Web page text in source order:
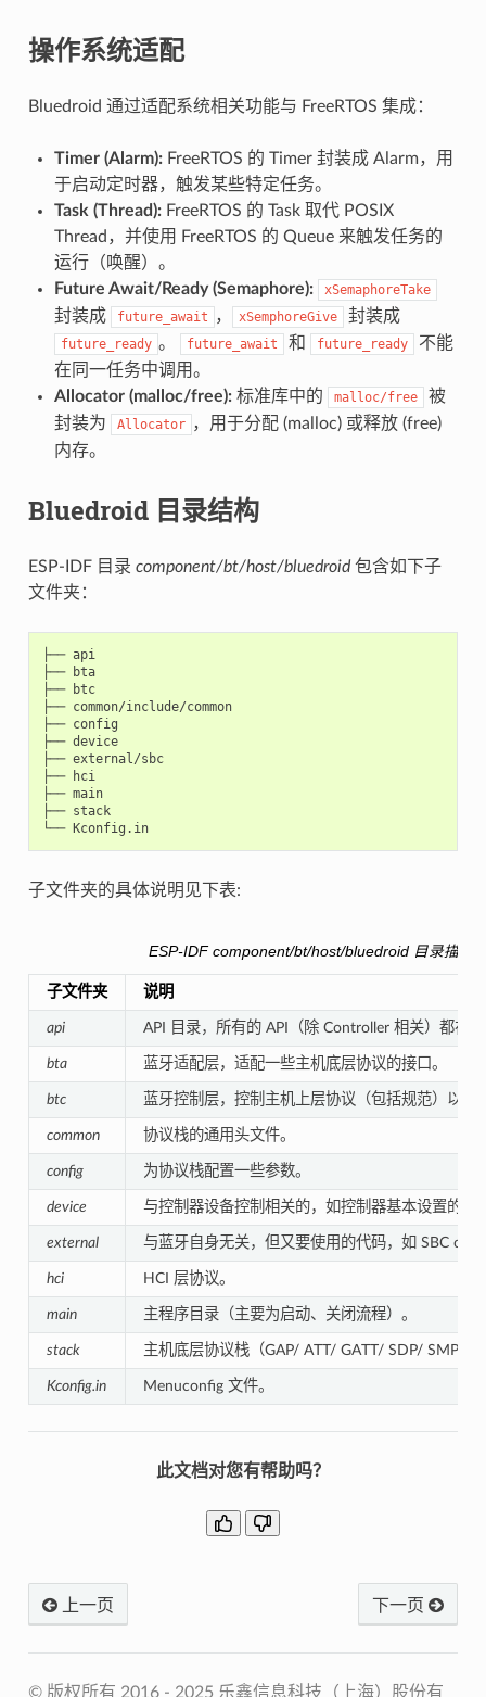
操作系统适配
Bluedroid 通过适配系统相关功能与 FreeRTOS 集成：
Timer (Alarm):FreeRTOS 的 Timer 封装成 Alarm，⽤
于启动定时器，触发某些特定任务。
Task (Thread):FreeRTOS 的 Task 取代 POSIX
Thread，并使用 FreeRTOS 的 Queue 来触发任务的
运行（唤醒）。
Future Await/Ready (Semaphore):
xSemaphoreTake
封装成 future_await ， xSemphoreGive 封装成
future_ready 。 future_await 和 future_ready
不能
在同一任务中调用。
Allocator (malloc/free):标准库中的 malloc/free
被
封装为
Allocator ，用于分配 (malloc) 或释放 (free)
内存。
Bluedroid 目录结构
ESP-IDF 目录 component/bt/host/bluedroid包含如下子
文件夹：
├── api
├── bta
├── btc
├── common/include/common
├── config
├── device
├── external/sbc
├── hci
├── main
├── stack
└── Kconfig.in
子文件夹的具体说明见下表:
ESP-IDF component/bt/host/bluedroid目录描述
子文件夹 说明
api API 目录，所有的 API（除 Controller 相关）都在
bta 蓝牙适配层，适配一些主机底层协议的接口。
btc 蓝牙控制层，控制主机上层协议（包括规范）以及
common 协议栈的通用头文件。
config 为协议栈配置一些参数。
device 与控制器设备控制相关的，如控制器基本设置的
external 与蓝⽛⾃身⽆关，但⼜要使⽤的代码，如 SBC
hci HCI 层协议。
main 主程序⽬录（主要为启动、关闭流程）。
stack 主机底层协议栈（GAP/ ATT/ GATT/ SDP/ SMP 等
Kconfig.in Menuconfig 文件。
此文档对您有帮助吗？
上一页 下一页
© 版权所有 2016 - 2025 乐鑫信息科技（上海）股份有